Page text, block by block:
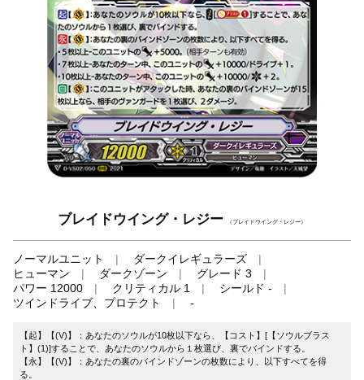
ブレイドウイング・レジー （ブレイドウイング・レジー）
ノーマルユニット
ダークイレギュラーズ
ヒューマン
ダークゾーン
グレード 3
パワー 12000
クリティカル 1
シールド -
ツインドライブ、プロテクト
-
【起】【(V)】：あなたのソウルが10枚以下なら、【コスト】[【ソウルブラス
ト】(1)]することで、あなたのソウルから１枚選び、裏でバインドする。
【永】【(V)】：あなたの裏のバインドゾーンの枚数により、以下すべてを得
る。